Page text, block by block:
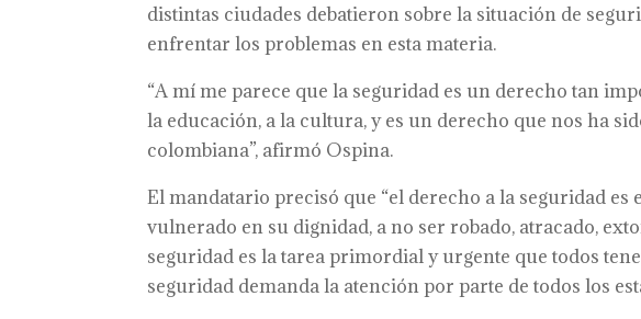
distintas ciudades debatieron sobre la situación de
enfrentar los problemas en esta materia.
“A mí me parece que la seguridad es un derecho tan
la educación, a la cultura, y es un derecho que nos ha
colombiana”, afirmó Ospina.
El mandatario precisó que “el derecho a la seguridad es
vulnerado en su dignidad, a no ser robado, atracado,
seguridad es la tarea primordial y urgente que todos
seguridad demanda la atención por parte de todos los